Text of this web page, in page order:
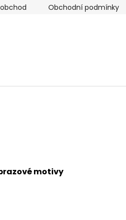
Obchodní podmínky
motivy